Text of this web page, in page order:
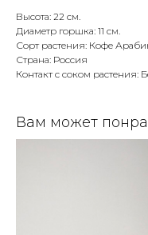
Высота: 22 см.
Диаметр горшка: 11 см.
Сорт растения: Кофе
Страна: Россия
Контакт с соком растения:
Вам может